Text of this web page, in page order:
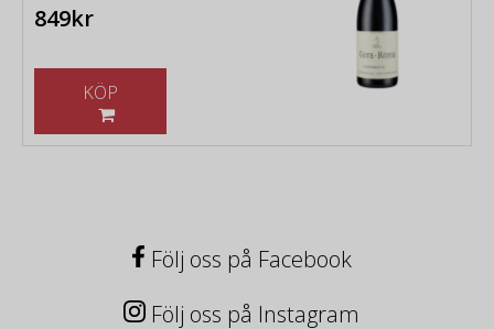
849kr
Följ oss på Facebook
Följ oss på Instagram